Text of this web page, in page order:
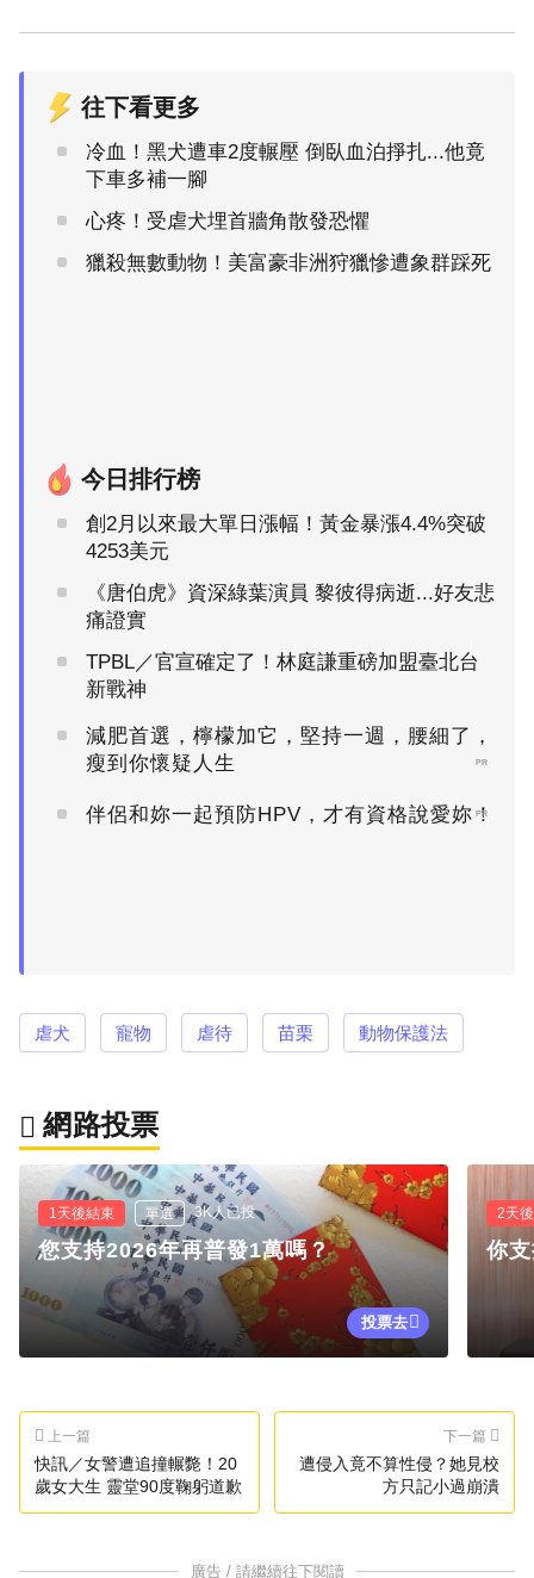
往下看更多
冷血！黑犬遭車2度輾壓 倒臥血泊掙扎...他竟
下車多補一腳
心疼！受虐犬埋首牆角散發恐懼
獵殺無數動物！美富豪非洲狩獵慘遭象群踩死
今日排行榜
創2月以來最大單日漲幅！黃金暴漲4.4%突破
4253美元
《唐伯虎》資深綠葉演員 黎彼得病逝...好友悲
痛證實
TPBL／官宣確定了！林庭謙重磅加盟臺北台
新戰神
減肥首選，檸檬加它，堅持一週，腰細了，
瘦到你懷疑人生
PR
伴侶和妳一起預防HPV，才有資格說愛妳！
PR
虐犬 寵物 虐待 苗栗 動物保護法
網路投票
1天後結束 單選 3K人已投
您支持2026年再普發1萬嗎？
投票去
2天
你
上一篇
快訊／女警遭追撞輾斃！20
歲女大生 靈堂90度鞠躬道歉
下一篇
遭侵入竟不算性侵？她見校
方只記小過崩潰
廣告 / 請繼續往下閱讀